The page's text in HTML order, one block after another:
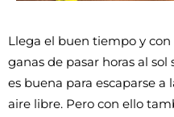
Llega el buen tiempo y
ganas de pasar horas al
es buena para escaparse a
aire libre. Pero con ello